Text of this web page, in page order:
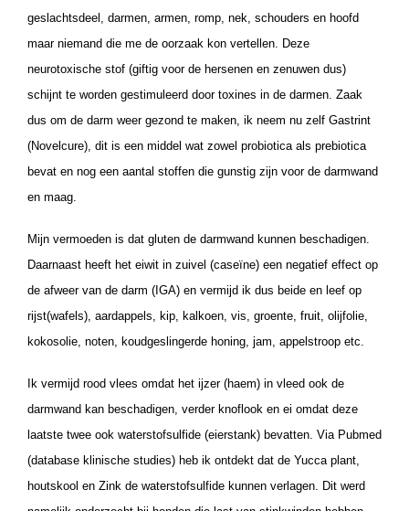
geslachtsdeel, darmen, armen, romp, nek, schouders en hoofd
maar niemand die me de oorzaak kon vertellen. Deze
neurotoxische stof (giftig voor de hersenen en zenuwen dus)
schijnt te worden gestimuleerd door toxines in de darmen. Zaak
dus om de darm weer gezond te maken, ik neem nu zelf Gastrint
(Novelcure), dit is een middel wat zowel probiotica als prebiotica
bevat en nog een aantal stoffen die gunstig zijn voor de darmwand
en maag.
Mijn vermoeden is dat gluten de darmwand kunnen beschadigen.
Daarnaast heeft het eiwit in zuivel (caseïne) een negatief effect op
de afweer van de darm (IGA) en vermijd ik dus beide en leef op
rijst(wafels), aardappels, kip, kalkoen, vis, groente, fruit, olijfolie,
kokosolie, noten, koudgeslingerde honing, jam, appelstroop etc.
Ik vermijd rood vlees omdat het ijzer (haem) in vleed ook de
darmwand kan beschadigen, verder knoflook en ei omdat deze
laatste twee ook waterstofsulfide (eierstank) bevatten. Via Pubmed
(database klinische studies) heb ik ontdekt dat de Yucca plant,
houtskool en Zink de waterstofsulfide kunnen verlagen. Dit werd